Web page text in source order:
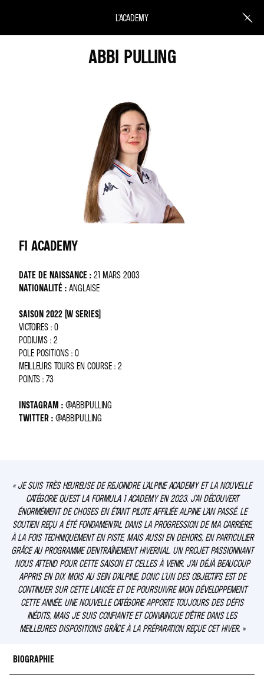
L'ACADEMY
ABBI PULLING
F1 ACADEMY
DATE DE NAISSANCE : 21 MARS 2003
NATIONALITÉ : ANGLAISE
SAISON 2022 (W SERIES)
VICTOIRES : 0
PODIUMS : 2
POLE POSITIONS : 0
MEILLEURS TOURS EN COURSE : 2
POINTS : 73
INSTAGRAM : @ABBIPULLING
TWITTER : @ABBIPULLING
« JE SUIS TRÈS HEUREUSE DE REJOINDRE L’ALPINE ACADEMY ET LA NOUVELLE
CATÉGORIE QU’EST LA FORMULA 1 ACADEMY EN 2023. J’AI DÉCOUVERT
ÉNORMÉMENT DE CHOSES EN ÉTANT PILOTE AFFILIÉE ALPINE L’AN PASSÉ. LE
SOUTIEN REÇU A ÉTÉ FONDAMENTAL DANS LA PROGRESSION DE MA CARRIÈRE,
À LA FOIS TECHNIQUEMENT EN PISTE, MAIS AUSSI EN DEHORS, EN PARTICULIER
GRÂCE AU PROGRAMME D’ENTRAÎNEMENT HIVERNAL. UN PROJET PASSIONNANT
NOUS ATTEND POUR CETTE SAISON ET CELLES À VENIR. J’AI DÉJÀ BEAUCOUP
APPRIS EN DIX MOIS AU SEIN D’ALPINE, DONC L’UN DES OBJECTIFS EST DE
CONTINUER SUR CETTE LANCÉE ET DE POURSUIVRE MON DÉVELOPPEMENT
CETTE ANNÉE. UNE NOUVELLE CATÉGORIE APPORTE TOUJOURS DES DÉFIS
INÉDITS, MAIS JE SUIS CONFIANTE ET CONVAINCUE D’ÊTRE DANS LES
MEILLEURES DISPOSITIONS GRÂCE À LA PRÉPARATION REÇUE CET HIVER. »
BIOGRAPHIE